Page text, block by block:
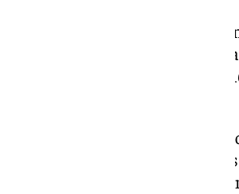
«En 2018 los casos de delitos
penetración; un dato que
en 2023, 40 con penetración;
Para Labella el dato es «muy
no tome las medidas
del PP, se dedique a contestar